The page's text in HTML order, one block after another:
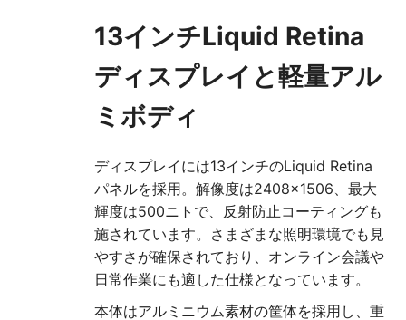
13インチLiquid Retina
ディスプレイと軽量アル
ミボディ
ディスプレイには13インチのLiquid Retina
パネルを採用。解像度は2408×1506、最大
輝度は500ニトで、反射防止コーティングも
施されています。さまざまな照明環境でも見
やすさが確保されており、オンライン会議や
日常作業にも適した仕様となっています。
本体はアルミニウム素材の筐体を採用し、重